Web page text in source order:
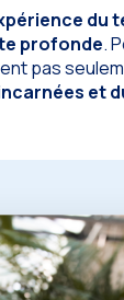
du
profonde.
pas
et